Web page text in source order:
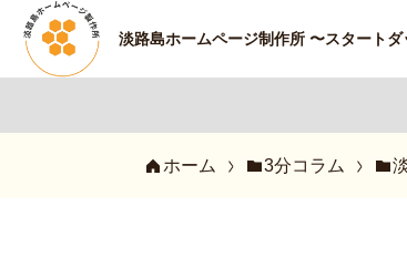
淡路島ホームページ制作所 〜スタート
ホーム 3分コラム